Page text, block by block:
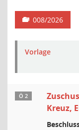
008/2026
Vorlage
Ö 2
Kreuz,